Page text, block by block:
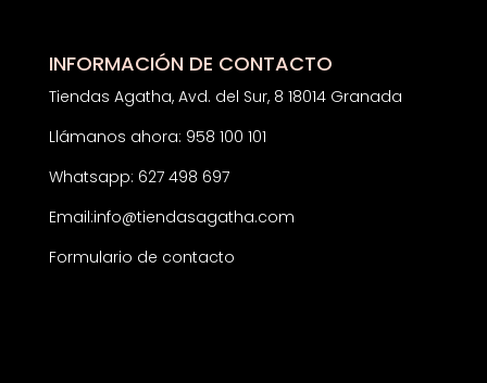
INFORMACIÓN DE CONTACTO
Tiendas Agatha, Avd. del Sur, 8 18014 Granada
Llámanos ahora: 958 100 101
Whatsapp: 627 498 697
Email:info@tiendasagatha.com
Formulario de contacto